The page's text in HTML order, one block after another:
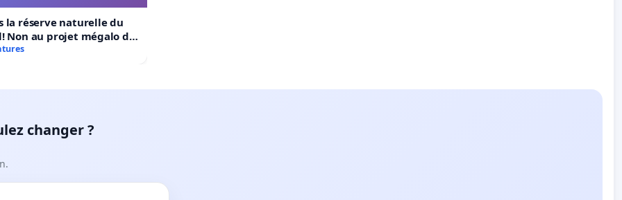
la réserve naturelle du
Non au projet mégalo du
Le Roseau!
changer ?